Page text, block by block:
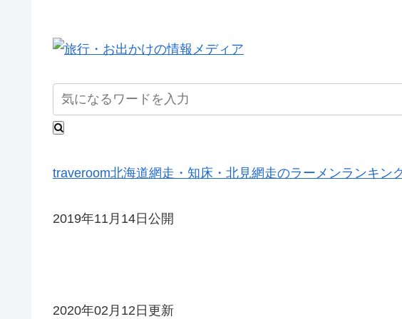
traveroom北海道網走・知床・北見網走のラーメンランキン
2019年11月14日公開
2020年02月12日更新